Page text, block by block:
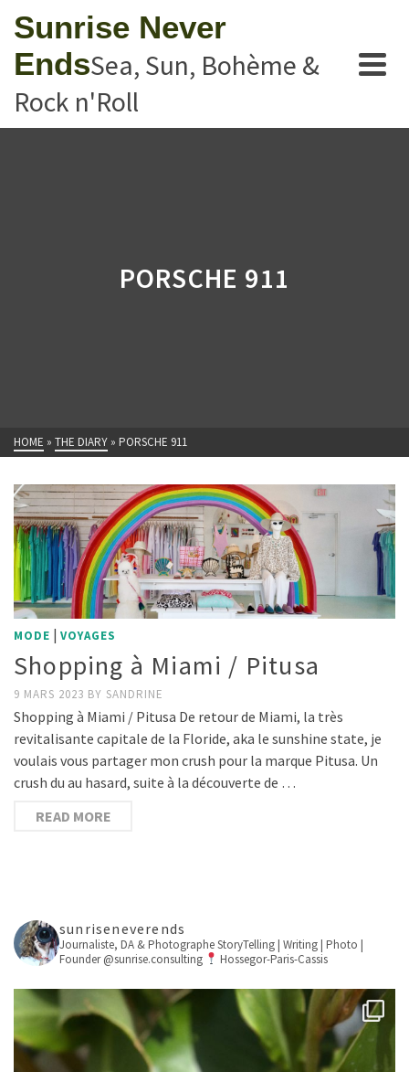
Sunrise Never
EndsSea, Sun, Bohème &
Rock n'Roll
PORSCHE 911
HOME » THE DIARY » PORSCHE 911
MODE | VOYAGES
Shopping à Miami / Pitusa
9 MARS 2023 BY SANDRINE
Shopping à Miami / Pitusa De retour de Miami, la très
revitalisante capitale de la Floride, aka le sunshine state, je
voulais vous partager mon crush pour la marque Pitusa. Un
crush du au hasard, suite à la découverte de …
READ MORE
sunriseneverends
Journaliste, DA & PhotographeStoryTelling | Writing | Photo |
Founder @sunrise.consulting
Hossegor-Paris-Cassis